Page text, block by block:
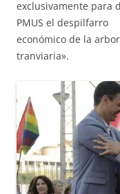
exclusivamente para
PMUS el despilfarro
económico de la
tranviaria».